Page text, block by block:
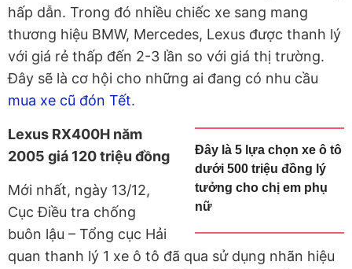
hấp dẫn. Trong đó nhiều chiếc xe sang mang
thương hiệu BMW, Mercedes, Lexus được thanh lý
với giá rẻ thấp đến 2-3 lần so với giá thị trường.
Đây sẽ là cơ hội cho những ai đang có nhu cầu
mua xe cũ đón Tết.
Đây là 5 lựa chọn xe ô tô
dưới 500 triệu đồng lý
tưởng cho chị em phụ
nữ
Lexus RX400H năm
2005 giá 120 triệu đồng
Mới nhất, ngày 13/12,
Cục Điều tra chống
buôn lậu – Tổng cục Hải
quan thanh lý 1 xe ô tô đã qua sử dụng nhãn hiệu